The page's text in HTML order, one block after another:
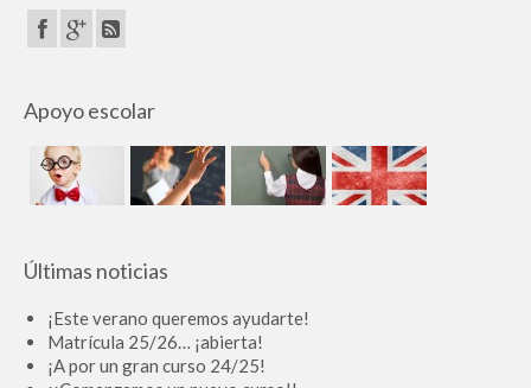
Apoyo escolar
Últimas noticias
¡Este verano queremos ayudarte!
Matrícula 25/26… ¡abierta!
¡A por un gran curso 24/25!